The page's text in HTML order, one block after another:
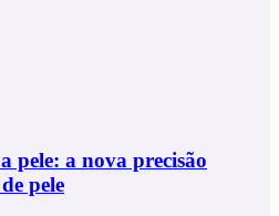
pele: a nova precisão
pele